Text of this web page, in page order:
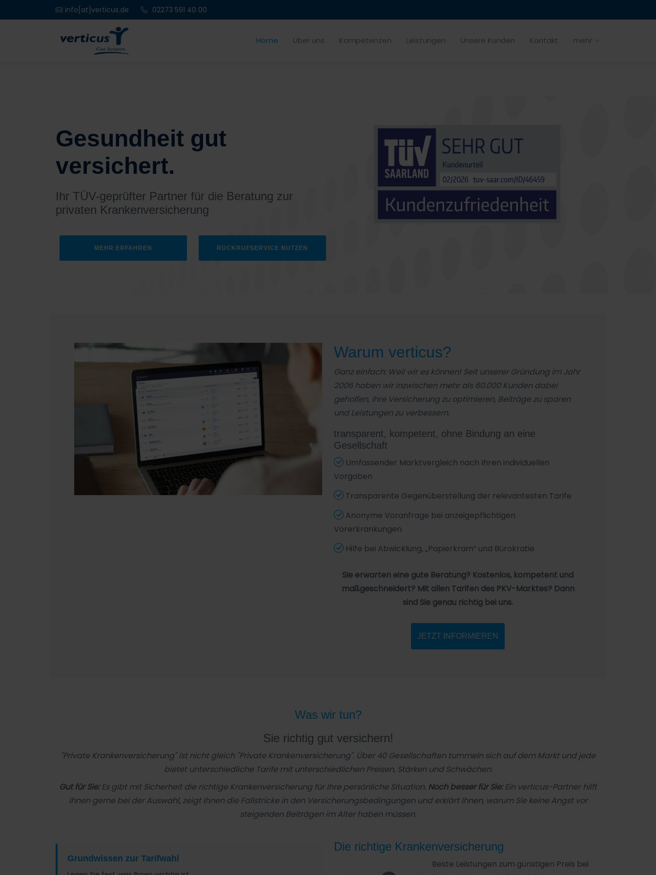
info[at]verticus.de 02273 591 40 00
Home Über uns Kompetenzen Leistungen Unsere Kunden Kontakt mehr
Gesundheit gut
versichert.
Ihr TÜV-geprüfter Partner für die Beratung zur
privaten Krankenversicherung
MEHR ERFAHREN RÜCKRUFSERVICE NUTZEN
Warum verticus?
Ganz einfach: Weil wir es können! Seit unserer Gründung im Jahr
2006 haben wir inzwischen mehr als 60.000 Kunden dabei
geholfen, ihre Versicherung zu optimieren, Beiträge zu sparen
und Leistungen zu verbessern.
transparent, kompetent, ohne Bindung an eine
Gesellschaft
Umfassender Marktvergleich nach Ihren individuellen
Vorgaben
Transparente Gegenüberstellung der relevantesten Tarife
Anonyme Voranfrage bei anzeigepflichtigen
Vorerkrankungen
Hilfe bei Abwicklung, „Papierkram“ und Bürokratie
Sie erwarten eine gute Beratung? Kostenlos, kompetent und
maßgeschneidert? Mit allen Tarifen des PKV-Marktes? Dann
sind Sie genau richtig bei uns.
JETZT INFORMIEREN
Was wir tun?
Sie richtig gut versichern!
"Private Krankenversicherung" ist nicht gleich "Private Krankenversicherung". Über 40 Gesellschaften tummeln sich auf dem Markt und jede
bietet unterschiedliche Tarife mit unterschiedlichen Preisen, Stärken und Schwächen.
Gut für Sie:Es gibt mit Sicherheit die richtige Krankenversicherung für Ihre persönliche Situation. Noch besser für Sie:Ein verticus-Partner hilft
Ihnen gerne bei der Auswahl, zeigt Ihnen die Fallstricke in den Versicherungsbedingungen und erklärt Ihnen, warum Sie keine Angst vor
steigenden Beiträgen im Alter haben müssen.
Grundwissen zur Tarifwahl
Die richtige Krankenversicherung
Beste Leistungen zum günstigen Preis bei